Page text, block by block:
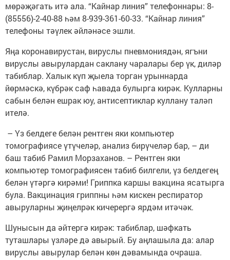
мөрәҗәгать итә ала. “Кайнар линия” телефоннары: 8-
(85556)-2-40-88 һәм 8-939-361-60-33. “Кайнар линия”
телефоны тәүлек әйләнәсе эшли.
Яңа коронавирустан, вируслы пневмониядән, ягъни
вируслы авырулардан саклану чаралары бер үк, диләр
табиблар. Халык күп җыела торган урыннарда
йөрмәскә, күбрәк саф һавада булырга кирәк. Кулларны
сабын белән ешрак юу, антисептиклар куллану таләп
ителә.
– Үз белдеге белән рентген яки компьютер
томографиясе үтүчеләр, анализ бирүчеләр бар, – ди
баш табиб Рамил Морзаханов. – Рентген яки
компьютер томографиясен табиб билгели, үз белдегең
белән үтәргә кирәми! Гриппка каршы вакцина ясатырга
була. Вакцинация гриппны һәм кискен респиратор
авыруларны җиңелрәк кичерергә ярдәм итәчәк.
Шунысын да әйтергә кирәк: табиблар, шәфкать
туташлары үзләре дә авырый. Бу аңлашыла да: алар
вируслы авырулар белән көн дәвамында очраша.